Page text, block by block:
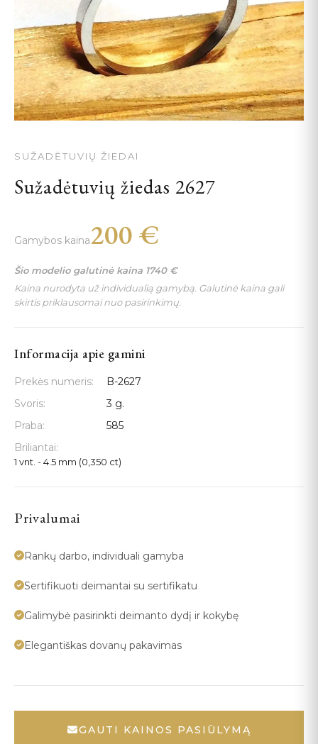
SUŽADĖTUVIŲ ŽIEDAI
Sužadėtuvių žiedas 2627
Gamybos kaina200 €
Šio modelio galutinė kaina 1740 €
Kaina nurodyta už individualią gamybą. Galutinė kaina gali
skirtis priklausomai nuo pasirinkimų.
Informacija apie gamini
Prekės numeris:
B-2627
Svoris:
3 g.
Praba:
585
Briliantai:
1 vnt. - 4.5 mm (0,350 ct)
Privalumai
Rankų darbo, individuali gamyba
Sertifikuoti deimantai su sertifikatu
Galimybė pasirinkti deimanto dydį ir kokybę
Elegantiškas dovanų pakavimas
GAUTI KAINOS PASIŪLYMĄ